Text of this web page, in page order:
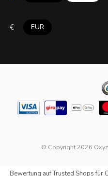
€ EUR
© Copyright 2026
Bewertung aufTrusted Shopsfür